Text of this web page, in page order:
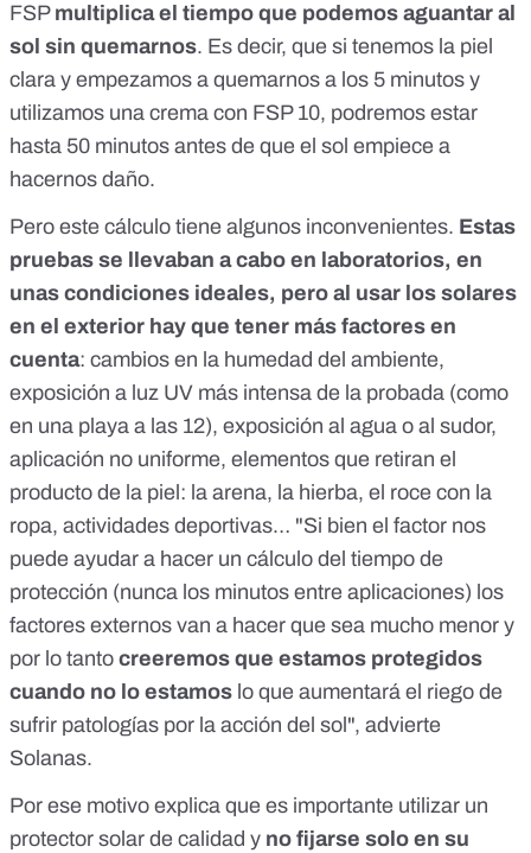
FSP multiplica el tiempo que podemos aguantar al
sol sin quemarnos. Es decir, que si tenemos la piel
clara y empezamos a quemarnos a los 5 minutos y
utilizamos una crema con FSP 10, podremos estar
hasta 50 minutos antes de que el sol empiece a
hacernos daño.
Pero este cálculo tiene algunos inconvenientes. Estas
pruebas se llevaban a cabo en laboratorios, en
unas condiciones ideales, pero al usar los solares
en el exterior hay que tener más factores en
cuenta: cambios en la humedad del ambiente,
exposición a luz UV más intensa de la probada (como
en una playa a las 12), exposición al agua o al sudor,
aplicación no uniforme, elementos que retiran el
producto de la piel: la arena, la hierba, el roce con la
ropa, actividades deportivas… "Si bien el factor nos
puede ayudar a hacer un cálculo del tiempo de
protección (nunca los minutos entre aplicaciones) los
factores externos van a hacer que sea mucho menor y
por lo tanto creeremos que estamos protegidos
cuando no lo estamos lo que aumentará el riego de
sufrir patologías por la acción del sol", advierte
Solanas.
Por ese motivo explica que es importante utilizar un
protector solar de calidad y no fijarse solo en su